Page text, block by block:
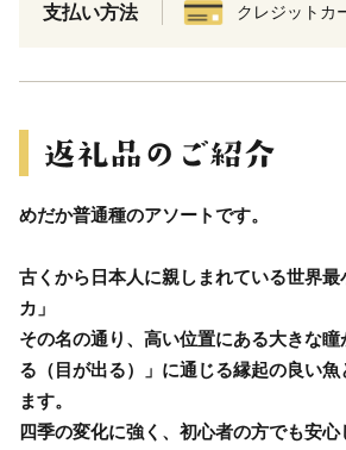
支払い方法 クレジットカ
めだか普通種のアソートです。
古くから日本人に親しまれている世界
カ」
その名の通り、高い位置にある大きな
る（目が出る）」に通じる縁起の良い
ます。
四季の変化に強く、初心者の方でも安